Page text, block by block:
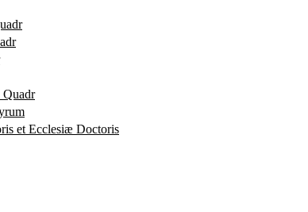
Quadr
et Ecclesiæ Doctoris